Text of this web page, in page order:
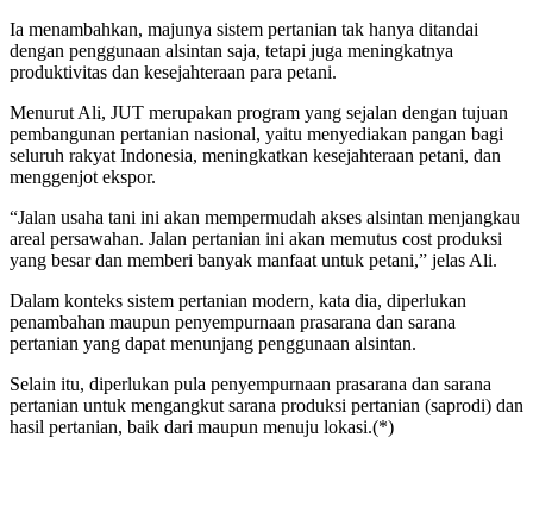
Ia menambahkan, majunya sistem pertanian tak hanya ditandai
dengan penggunaan alsintan saja, tetapi juga meningkatnya
produktivitas dan kesejahteraan para petani.
Menurut Ali, JUT merupakan program yang sejalan dengan tujuan
pembangunan pertanian nasional, yaitu menyediakan pangan bagi
seluruh rakyat Indonesia, meningkatkan kesejahteraan petani, dan
menggenjot ekspor.
“Jalan usaha tani ini akan mempermudah akses alsintan menjangkau
areal persawahan. Jalan pertanian ini akan memutus cost produksi
yang besar dan memberi banyak manfaat untuk petani,” jelas Ali.
Dalam konteks sistem pertanian modern, kata dia, diperlukan
penambahan maupun penyempurnaan prasarana dan sarana
pertanian yang dapat menunjang penggunaan alsintan.
Selain itu, diperlukan pula penyempurnaan prasarana dan sarana
pertanian untuk mengangkut sarana produksi pertanian (saprodi) dan
hasil pertanian, baik dari maupun menuju lokasi.(*)